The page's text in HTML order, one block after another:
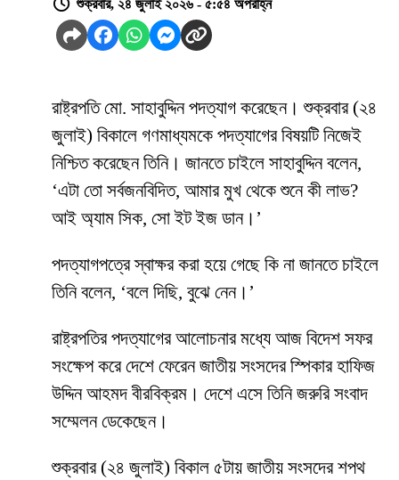
শুক্রবার, ২৪ জুলাই ২০২৬ - ৫:৫৪ অপরাহ্ন
রাষ্ট্রপতি মো. সাহাবুদ্দিন পদত্যাগ করেছেন। শুক্রবার (২৪
জুলাই) বিকালে গণমাধ্যমকে পদত্যাগের বিষয়টি নিজেই
নিশ্চিত করেছেন তিনি। জানতে চাইলে সাহাবুদ্দিন বলেন,
‘এটা তো সর্বজনবিদিত, আমার মুখ থেকে শুনে কী লাভ?
আই অ্যাম সিক, সো ইট ইজ ডান।’
পদত্যাগপত্রে স্বাক্ষর করা হয়ে গেছে কি না জানতে চাইলে
তিনি বলেন, ‘বলে দিছি, বুঝে নেন।’
রাষ্ট্রপতির পদত্যাগের আলোচনার মধ্যে আজ বিদেশ সফর
সংক্ষেপ করে দেশে ফেরেন জাতীয় সংসদের স্পিকার হাফিজ
উদ্দিন আহমদ বীরবিক্রম। দেশে এসে তিনি জরুরি সংবাদ
সম্মেলন ডেকেছেন।
শুক্রবার (২৪ জুলাই) বিকাল ৫টায় জাতীয় সংসদের শপথ